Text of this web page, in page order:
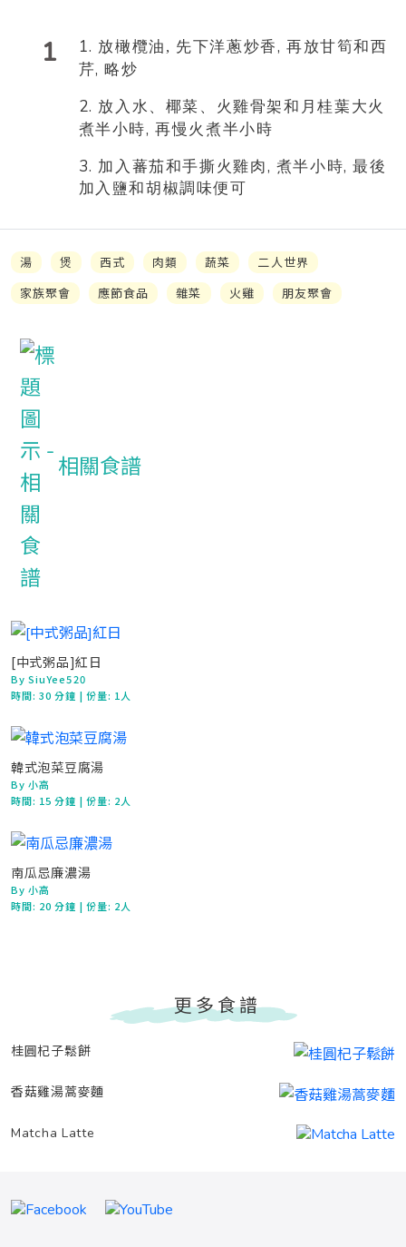
1 1. 放橄欖油 , 先下洋蔥炒香, 再放甘筍和西
芹,略炒
2. 放入 水 、椰菜、火雞骨架和 月桂葉大火
煮半小時,再慢火煮半小時
3. 加入 蕃茄和手撕火雞肉, 煮半小時,最後
加入鹽和胡 椒調味便可
湯 煲 西式 肉類 蔬菜
二人世界
家族聚會
應節食品 雜菜 火雞 朋友聚會
相關食譜
[中式粥品]紅日
By SiuYee520
時間:30 分鐘 | 份量: 1人
韓式泡菜豆腐湯
By 小高
時間: 15 分鐘 | 份量: 2人
南瓜忌廉濃湯
By 小高
時間: 20 分鐘 | 份量: 2人
更多食譜
桂圓杞子鬆餅
香菇雞湯蒿麥麵
Matcha Latte